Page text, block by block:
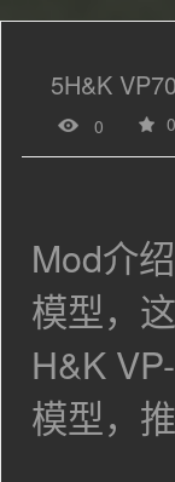
5H&K
0 0
Mod介
模型，
H&K
模型，